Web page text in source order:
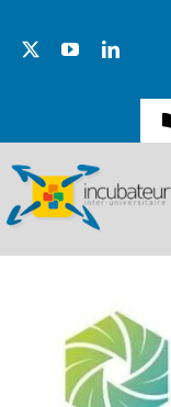
Témoignages
Hommage
Missions
Projets